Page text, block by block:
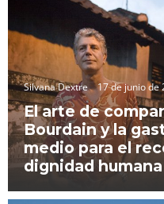
Silvana Dextre 17 de junio de
El arte de
Bourdain y la
medio para el
dignidad humana